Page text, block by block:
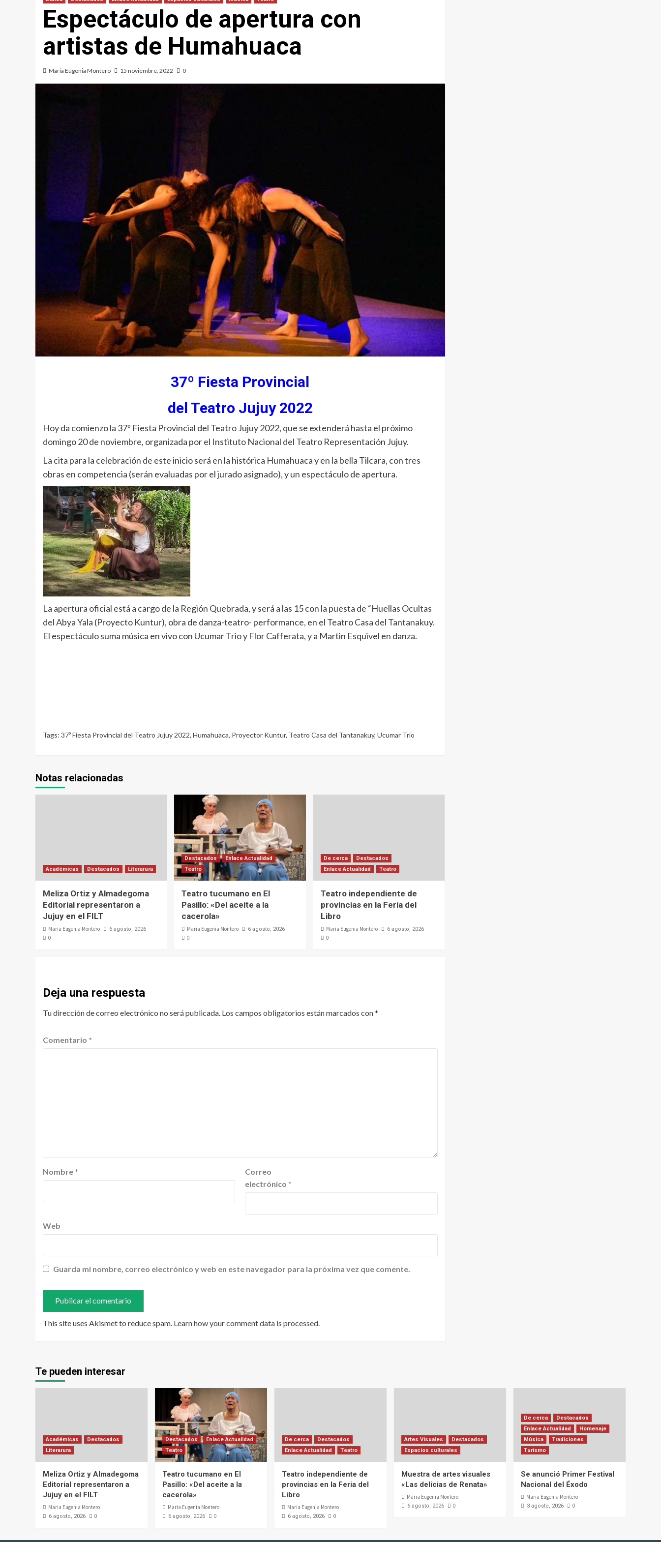
Espectáculo de apertura con
artistas de Humahuaca
Maria Eugenia Montero 15 noviembre, 2022 0
37º Fiesta Provincial
del Teatro Jujuy 2022
Hoy da comienzo la 37º Fiesta Provincial del Teatro Jujuy 2022, que se extenderá hasta el próximo
domingo 20 de noviembre, organizada por el Instituto Nacional del Teatro Representación Jujuy.
La cita para la celebración de este inicio será en la histórica Humahuaca y en la bella Tilcara, con tres
obras en competencia (serán evaluadas por el jurado asignado), y un espectáculo de apertura.
La apertura oficial está a cargo de la Región Quebrada, y será a las 15 con la puesta de “Huellas Ocultas
del Abya Yala (Proyecto Kuntur), obra de danza-teatro- performance, en el Teatro Casa del Tantanakuy.
El espectáculo suma música en vivo con Ucumar Trio y Flor Cafferata, y a Martin Esquivel en danza.
Tags: 37º Fiesta Provincial del Teatro Jujuy 2022, Humahuaca, Proyector Kuntur, Teatro Casa del Tantanakuy, Ucumar Trío
Notas relacionadas
Académicas Destacados Literarura
Meliza Ortiz y Almadegoma
Editorial representaron a
Jujuy en el FILT
Maria Eugenia Montero 6 agosto, 2026
0
Destacados
Enlace Actualidad
Teatro
Teatro tucumano en El
Pasillo: «Del aceite a la
cacerola»
Maria Eugenia Montero 6 agosto, 2026
0
De cerca
Destacados
Enlace Actualidad
Teatro
Teatro independiente de
provincias en la Feria del
Libro
Maria Eugenia Montero 6 agosto, 2026
0
Deja una respuesta
Tu dirección de correo electrónico no será publicada. Los campos obligatorios están marcados con*
Comentario *
Nombre *
Correo
electrónico *
Web
Guarda mi nombre, correo electrónico y web en este navegador para la próxima vez que comente.
This site uses Akismet to reduce spam. Learn how your comment data is processed
Te pueden interesar
Académicas
Destacados
Literarura
Meliza Ortiz y Almadegoma
Editorial representaron a
Jujuy en el FILT
Maria Eugenia Montero
6 agosto, 2026 0
Destacados
Enlace Actualidad
Teatro
Teatro tucumano en El
Pasillo: «Del aceite a la
cacerola»
Maria Eugenia Montero
6 agosto, 2026 0
De cerca
Destacados
Enlace Actualidad
Teatro
Teatro independiente de
provincias en la Feria del
Libro
Maria Eugenia Montero
6 agosto, 2026 0
Artes Visuales
Destacados
Espacios culturales
Muestra de artes visuales
«Las delicias de Renata»
Maria Eugenia Montero
6 agosto, 2026 0
De cerca
Destacados
Enlace Actualidad
Homenaje
Música
Tradiciones
Turismo
Se anunció Primer Festival
Nacional del Éxodo
Maria Eugenia Montero
3 agosto, 2026 0